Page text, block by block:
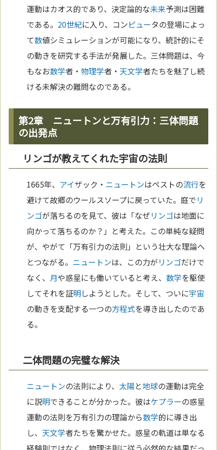
運動はカオス的であり、決定論的な未来予測は困難
である。 20世紀に入り、コンピュータの登場によっ
て数値シミュレーションが可能になり、統計的にそ
の動きを研究する手法が発展した。三体問題は、今
もなお数学者・ 物理学者・天文学者たちを魅了し続
ける未解決の難問なのである。
第2章 ニュートンと万有引力：三体問題
の出発点
リンゴが教えてくれた宇宙の法則
1665年、 アイザック・ ニュートンはペストの流行を
避けて故郷のウールスソープに戻っていた。庭でリ
ンゴが落ちるのを見て、彼は「なぜリンゴは地面に
向かって落ちるのか？」と考えた。この単純な疑問
が、やがて「万有引力の法則」という壮大な理論へ
とつながる。 ニュートンは、この力がリンゴだけで
なく、 月や惑星にも働いていると考え、数学を駆使
してそれを証明しようとした。そして、ついに宇宙
の動きを支配する一つの方程式を導き出したのであ
る。
二体問題の完璧な解決
ニュートンの法則により、 太陽と地球の運動は完全
に説明できることが分かった。彼はケプラーの惑星
運動の法則を万有引力の理論から数学的に導き出
し、天文学者たちを驚かせた。惑星の軌道は単なる